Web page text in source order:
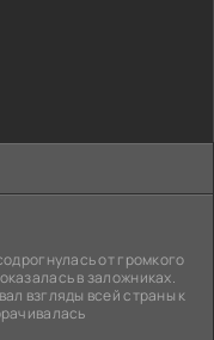
от громкого
в заложниках.
взгляды всей страны к